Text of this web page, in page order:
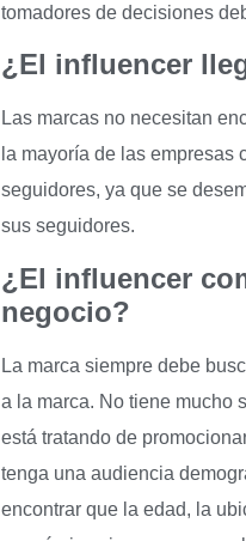
tomadores de decisiones
¿El influencer
Las marcas no necesitan
la mayoría de las empresas
seguidores, ya que se
sus seguidores.
¿El influencer
negocio?
La marca siempre debe
a la marca. No tiene mucho
está tratando de
tenga una audiencia
encontrar que la edad, la